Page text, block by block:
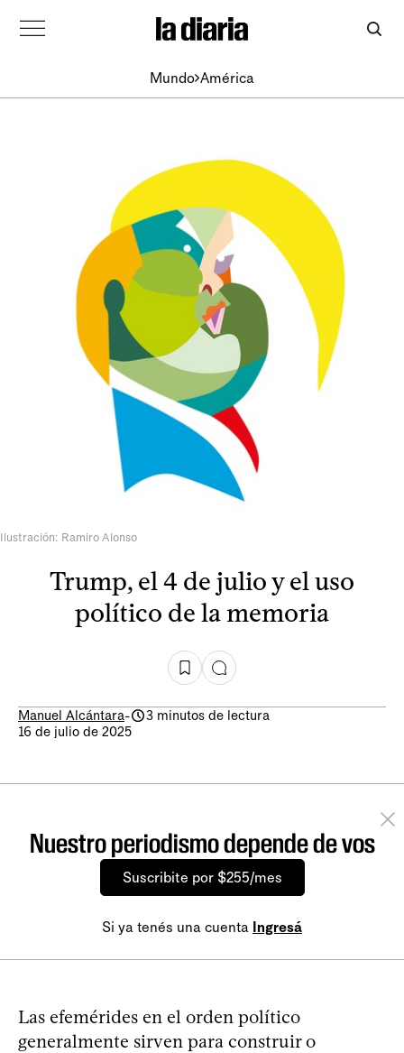
Mundo América
Ilustración: Ramiro Alonso
Trump, el 4 de julio y el uso
político de la memoria
Manuel Alcántara-
3 minutos de lectura
16 de julio de 2025
Nuestro periodismo depende de vos
Suscribite por $255/mes
Si ya tenés una cuenta Ingresá
Las efemérides en el orden político
generalmente sirven para construir o